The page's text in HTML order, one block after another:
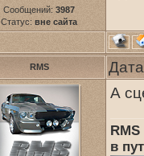
Сообщений: 3987
Статус: вне сайта
RMS
А
в